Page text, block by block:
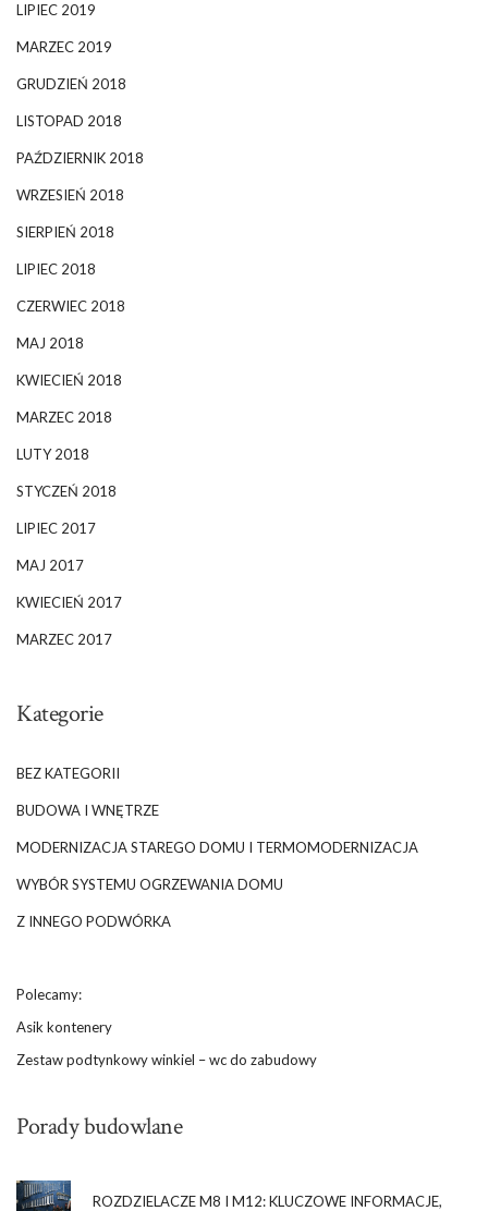
LIPIEC 2019
MARZEC 2019
GRUDZIEŃ 2018
LISTOPAD 2018
PAŹDZIERNIK 2018
WRZESIEŃ 2018
SIERPIEŃ 2018
LIPIEC 2018
CZERWIEC 2018
MAJ 2018
KWIECIEŃ 2018
MARZEC 2018
LUTY 2018
STYCZEŃ 2018
LIPIEC 2017
MAJ 2017
KWIECIEŃ 2017
MARZEC 2017
Kategorie
BEZ KATEGORII
BUDOWA I WNĘTRZE
MODERNIZACJA STAREGO DOMU I TERMOMODERNIZACJA
WYBÓR SYSTEMU OGRZEWANIA DOMU
Z INNEGO PODWÓRKA
Polecamy:
Asik kontenery
Zestaw podtynkowy winkiel – wc do zabudowy
Porady budowlane
ROZDZIELACZE M8 I M12: KLUCZOWE INFORMACJE,